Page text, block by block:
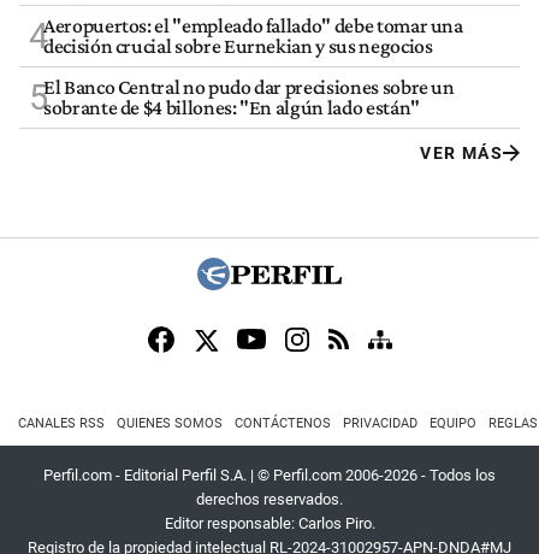
4Aeropuertos: el "empleado fallado" debe tomar una
decisión crucial sobre Eurnekian y sus negocios
5El Banco Central no pudo dar precisiones sobre un
sobrante de $4 billones: "En algún lado están"
VER MÁS
CANALES RSS QUIENES SOMOS CONTÁCTENOS PRIVACIDAD EQUIPO
Perfil.com - Editorial Perfil S.A. | © Perfil.com 2006-2026 - Todos los
derechos reservados.
Editor responsable: Carlos Piro.
Registro de la propiedad intelectual RL-2024-31002957-APN-DNDA#MJ